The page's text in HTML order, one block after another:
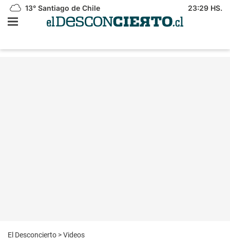
13° Santiago de Chile 23:29 HS.
El Desconcierto >Videos